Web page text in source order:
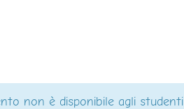
non è disponibile agli studenti